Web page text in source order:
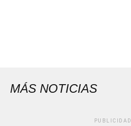
MÁS NOTICIAS
PUBLICIDAD